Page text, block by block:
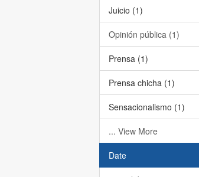
Juicio (1)
Opinión pública (1)
Prensa (1)
Prensa chicha (1)
Sensacionalismo (1)
... View More
Date